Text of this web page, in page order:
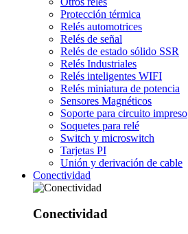
Protección térmica
Relés automotrices
Relés de señal
Relés de estado sólido SSR
Relés Industriales
Relés inteligentes WIFI
Relés miniatura de potencia
Sensores Magnéticos
Soporte para circuito impreso
Soquetes para relé
Switch y microswitch
Tarjetas PI
Unión y derivación de cable
Conectividad
Conectividad